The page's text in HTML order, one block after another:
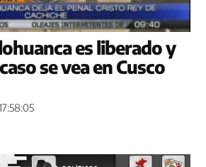
es liberado y
se vea en Cusco